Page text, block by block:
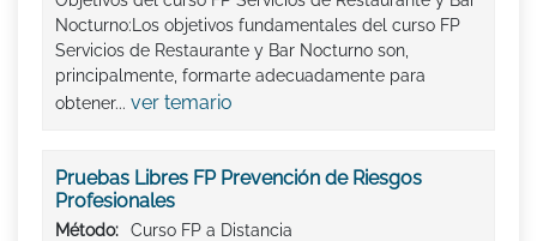
Nocturno:Los objetivos fundamentales del curso FP
Servicios de Restaurante y Bar Nocturno son,
principalmente, formarte adecuadamente para
obtener... ver temario
Pruebas Libres FP Prevención de Riesgos
Profesionales
Método:
Curso FP a Distancia